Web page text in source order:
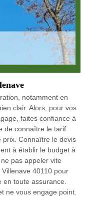
notamment en
clair. Alors, pour vos
faites confiance à
de connaître le tarif
prix. Connaître le devis
à établir le budget à
pas appeler vite
40110 pour
toute assurance.
ne vous engage point.